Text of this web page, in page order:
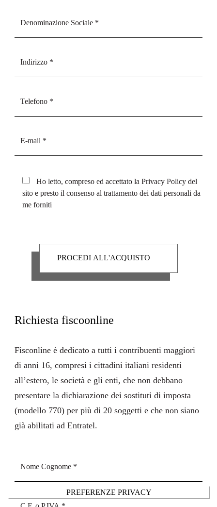
Ho letto, compreso ed accettato la Privacy Policy del
sito e presto il consenso al trattamento dei dati personali da
me forniti
Richiesta fiscoonline
Fisconline è dedicato a tutti i contribuenti maggiori
di anni 16, compresi i cittadini italiani residenti
all’estero, le società e gli enti, che non debbano
presentare la dichiarazione dei sostituti di imposta
(modello 770) per più di 20 soggetti e che non siano
già abilitati ad Entratel.